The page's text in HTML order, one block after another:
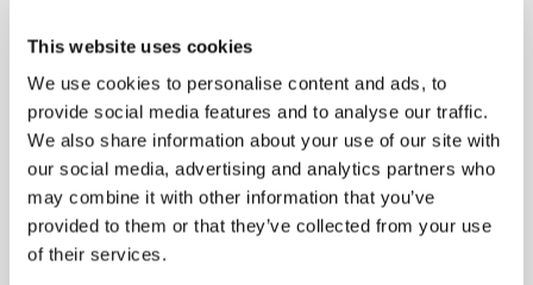
This website uses cookies
We use cookies to personalise content and ads, to
provide social media features and to analyse our traffic.
We also share information about your use of our site with
our social media, advertising and analytics partners who
may combine it with other information that you’ve
provided to them or that they’ve collected from your use
of their services.
Deckungsbeitrag. Beide Vertriebskanäle werden auf
dasselbe Ziel verpflichtet, was die Akzeptanz erhöht und
ein teamorientiertes Arbeiten fördert. Der regelmäßige
Austausch zwischen Inside Sales und Außendienst ist
unerlässlich, ebenso wie die Teilnahme des Inside Sales
an Vertriebsteam-Meetings. Wichtig: Der Inside Sales ist
kein administrativer Dienstleister für den Außendienst,
sondern ein gleichwertiger Partner mit eigener